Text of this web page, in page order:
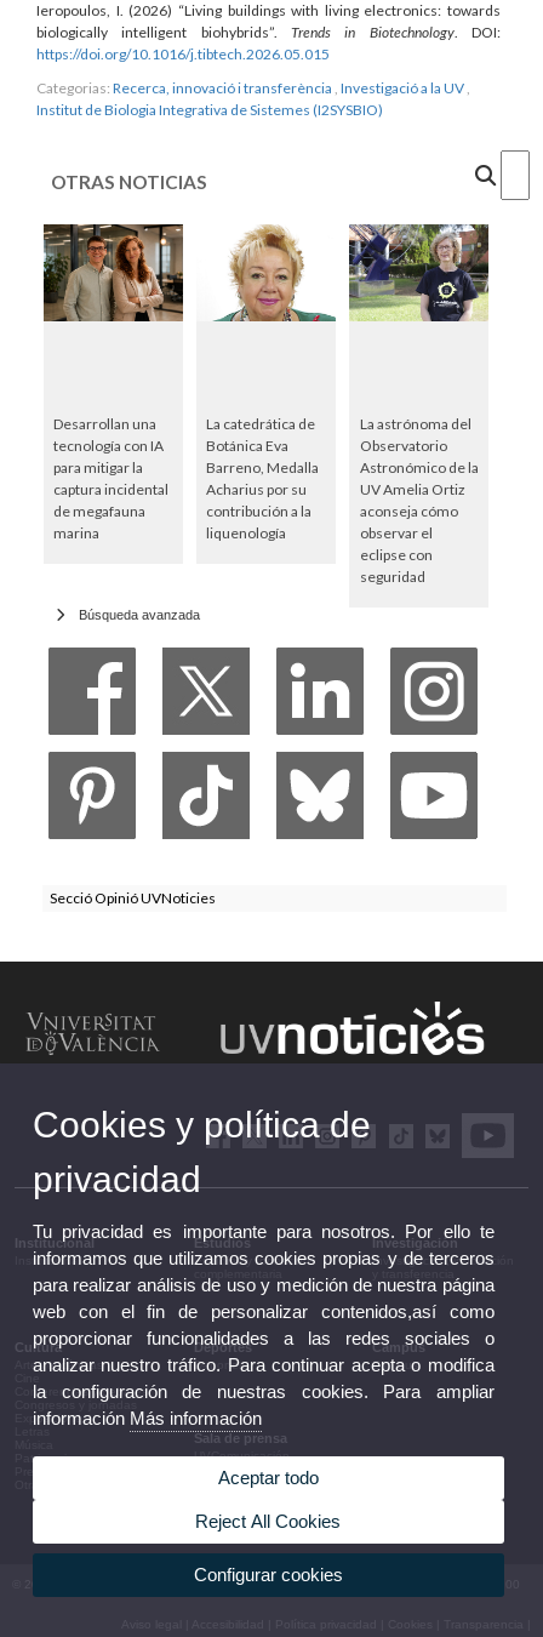
Ieropoulos, I. (2026) “Living buildings with living electronics: towards
biologically intelligent biohybrids”. Trends in Biotechnology. DOI:
https://doi.org/10.1016/j.tibtech.2026.05.015
Categorias: Recerca, innovació i transferència Investigació a la UV
Institut de Biologia Integrativa de Sistemes (I2SYSBIO)
OTRAS NOTICIAS
Desarrollan una
tecnología con IA
para mitigar la
captura incidental
de megafauna
marina
La catedrática de
Botánica Eva
Barreno, Medalla
Acharius por su
contribución a la
liquenología
La astrónoma del
Observatorio
Astronómico de la
UV Amelia Ortiz
aconseja cómo
observar el
eclipse con
seguridad
Búsqueda avanzada
Secció Opinió UVNoticies
Institucional
Institucional
Estudios
Estudios y formación
Investigación
Investigación, innovación
Cultura
Artes escénicas
Conferencias y debates
Congresos y jornadas
Exposiciones
Patrimonio
Deportes
Deportes
Campus
Campus
Sala de prensa
UVComunicación
Notas de prensa
Agenda de gobierno
Información corporativa
© 2026 UV. - Av. Blasco Ibáñez, 13. 46010 València. Espanya. Tel UV: (+34) 963 86 41 00
Cookies y política de
privacidad
Tu privacidad es importante para nosotros. Por ello te
informamos que utilizamos cookies propias y de terceros
para realizar análisis de uso y medición de nuestra página
web con el fin de personalizar contenidos,así como
proporcionar funcionalidades a las redes sociales o
analizar nuestro tráfico. Para continuar acepta o modifica
la configuración de nuestras cookies. Para ampliar
información Más información
Aceptar todo
Reject All Cookies
Configurar cookies